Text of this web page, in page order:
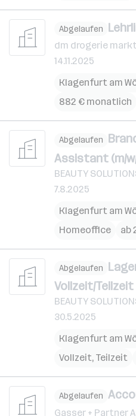
Abgelaufen
dm drogerie markt
14.11.2025
Klagenfurt am
882 € monatlich
Abgelaufen
Assistant (m/
BEAUTY
7.8.2025
Klagenfurt am
Homeoffice
ab
Abgelaufen
Vollzeit/Teilzeit
BEAUTY
30.5.2025
Klagenfurt am
Vollzeit, Teilzeit
Abgelaufen
Gasser + Partner